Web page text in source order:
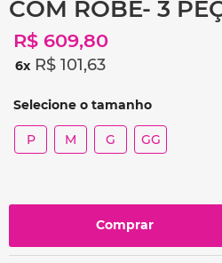
COM ROBE- 3
R$ 609,80
6 R$ 101,63
P M G GG
Comprar